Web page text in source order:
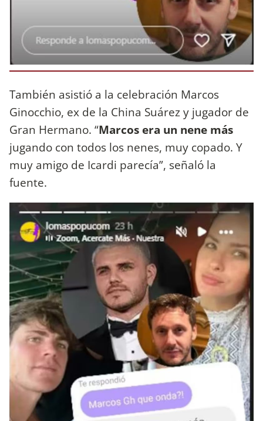
También asistió a la celebración Marcos
Ginocchio, ex de la China Suárez y jugador de
Gran Hermano. “Marcos era un nene más
jugando con todos los nenes, muy copado. Y
muy amigo de Icardi parecía”, señaló la
fuente.